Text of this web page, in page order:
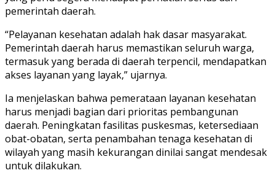
pemerintah daerah.
“Pelayanan kesehatan adalah hak dasar masyarakat.
Pemerintah daerah harus memastikan seluruh warga,
termasuk yang berada di daerah terpencil, mendapatkan
akses layanan yang layak,” ujarnya.
Ia menjelaskan bahwa pemerataan layanan kesehatan
harus menjadi bagian dari prioritas pembangunan
daerah. Peningkatan fasilitas puskesmas, ketersediaan
obat-obatan, serta penambahan tenaga kesehatan di
wilayah yang masih kekurangan dinilai sangat mendesak
untuk dilakukan.